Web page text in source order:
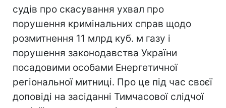
судів про скасування ухвал про
порушення кримінальних справ щодо
розмитнення 11 млрд куб. м газу і
порушення законодавства України
посадовими особами Енергетичної
регіональної митниці. Про це під час своєї
доповіді на засіданні Тимчасової слідчої